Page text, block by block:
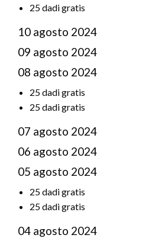
25 dadi gratis
10 agosto 2024
09 agosto 2024
08 agosto 2024
25 dadi gratis
25 dadi gratis
07 agosto 2024
06 agosto 2024
05 agosto 2024
25 dadi gratis
25 dadi gratis
04 agosto 2024